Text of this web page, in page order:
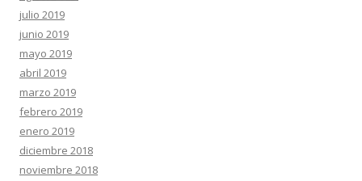
julio 2019
junio 2019
mayo 2019
abril 2019
marzo 2019
febrero 2019
enero 2019
diciembre 2018
noviembre 2018